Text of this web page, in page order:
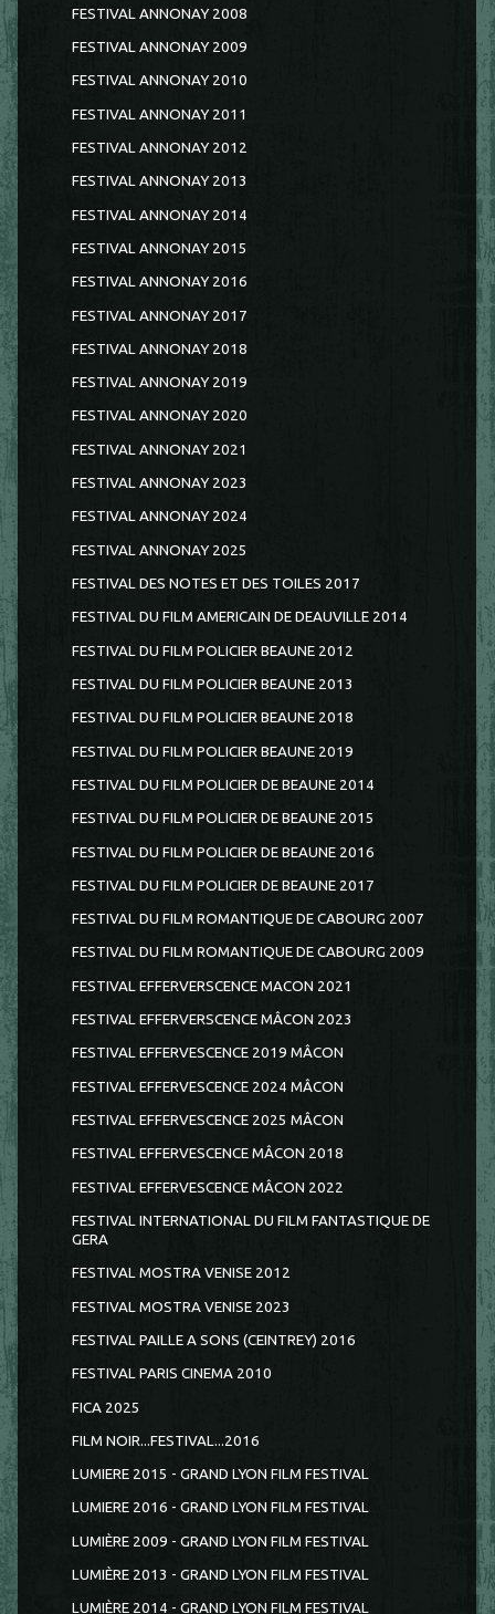
FESTIVAL ANNONAY 2008
FESTIVAL ANNONAY 2009
FESTIVAL ANNONAY 2010
FESTIVAL ANNONAY 2011
FESTIVAL ANNONAY 2012
FESTIVAL ANNONAY 2013
FESTIVAL ANNONAY 2014
FESTIVAL ANNONAY 2015
FESTIVAL ANNONAY 2016
FESTIVAL ANNONAY 2017
FESTIVAL ANNONAY 2018
FESTIVAL ANNONAY 2019
FESTIVAL ANNONAY 2020
FESTIVAL ANNONAY 2021
FESTIVAL ANNONAY 2023
FESTIVAL ANNONAY 2024
FESTIVAL ANNONAY 2025
FESTIVAL DES NOTES ET DES TOILES 2017
FESTIVAL DU FILM AMERICAIN DE DEAUVILLE 2014
FESTIVAL DU FILM POLICIER BEAUNE 2012
FESTIVAL DU FILM POLICIER BEAUNE 2013
FESTIVAL DU FILM POLICIER BEAUNE 2018
FESTIVAL DU FILM POLICIER BEAUNE 2019
FESTIVAL DU FILM POLICIER DE BEAUNE 2014
FESTIVAL DU FILM POLICIER DE BEAUNE 2015
FESTIVAL DU FILM POLICIER DE BEAUNE 2016
FESTIVAL DU FILM POLICIER DE BEAUNE 2017
FESTIVAL DU FILM ROMANTIQUE DE CABOURG 2007
FESTIVAL DU FILM ROMANTIQUE DE CABOURG 2009
FESTIVAL EFFERVERSCENCE MACON 2021
FESTIVAL EFFERVERSCENCE MÂCON 2023
FESTIVAL EFFERVESCENCE 2019 MÂCON
FESTIVAL EFFERVESCENCE 2024 MÂCON
FESTIVAL EFFERVESCENCE 2025 MÂCON
FESTIVAL EFFERVESCENCE MÂCON 2018
FESTIVAL EFFERVESCENCE MÂCON 2022
FESTIVAL INTERNATIONAL DU FILM FANTASTIQUE DE
GERA
FESTIVAL MOSTRA VENISE 2012
FESTIVAL MOSTRA VENISE 2023
FESTIVAL PAILLE A SONS (CEINTREY) 2016
FESTIVAL PARIS CINEMA 2010
FICA 2025
FILM NOIR...FESTIVAL...2016
LUMIERE 2015 - GRAND LYON FILM FESTIVAL
LUMIERE 2016 - GRAND LYON FILM FESTIVAL
LUMIÈRE 2009 - GRAND LYON FILM FESTIVAL
LUMIÈRE 2013 - GRAND LYON FILM FESTIVAL
LUMIÈRE 2014 - GRAND LYON FILM FESTIVAL